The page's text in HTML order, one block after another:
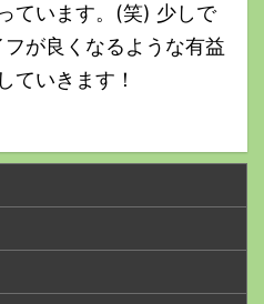
ています。(笑) 少しで
が良くなるような有益
ていきます！